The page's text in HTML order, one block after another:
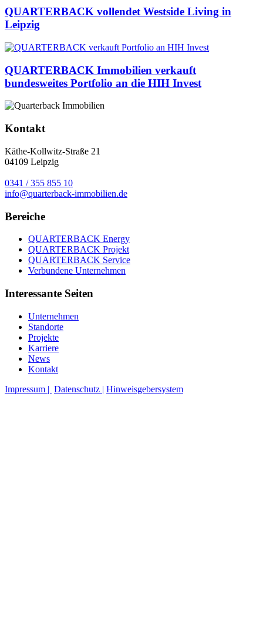
QUARTERBACK vollendet Westside Living in
Leipzig
QUARTERBACK Immobilien verkauft
bundesweites Portfolio an die HIH Invest
Kontakt
Käthe-Kollwitz-Straße 21
04109 Leipzig
0341 / 355 855 10
info@quarterback-immobilien.de
Bereiche
QUARTERBACK Energy
QUARTERBACK Projekt
QUARTERBACK Service
Verbundene Unternehmen
Interessante Seiten
Unternehmen
Standorte
Projekte
Karriere
News
Kontakt
Impressum | Datenschutz | Hinweisgebersystem